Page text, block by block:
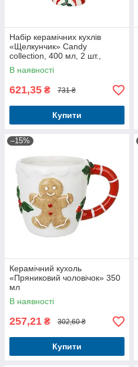
Набір керамічних кухлів
«Щелкунчик» Candy
collection, 400 мл, 2 шт.,
червоний
В наявності
621,35 ₴ 731 ₴
Купити
–15%
Керамічний кухоль
«Пряниковий чоловічок» 350
мл
В наявності
257,21 ₴ 302,60 ₴
Купити